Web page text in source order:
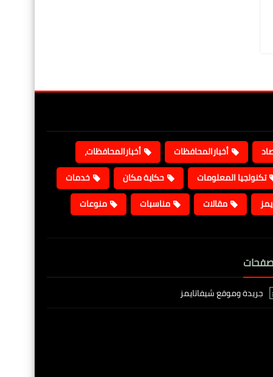
أخبارالمحافظات
أخبارالمحافظات،
تكنولجيا المعلومات حكاية مكان
خدمات
مقالات مناسبات منوعات
جريدة وموقع شيفاتايمز